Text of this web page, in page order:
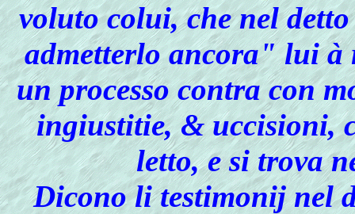
voluto colui, che nel
admetterlo ancora" lui à
un processo contra con
ingiustitie, & uccisioni,
letto, e si trova
Dicono li testimonij nel